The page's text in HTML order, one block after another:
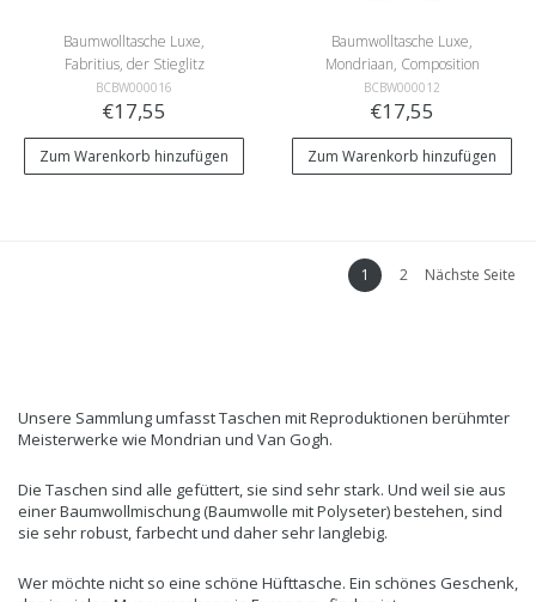
Baumwolltasche Luxe,
Fabritius, der Stieglitz
BCBW000016
€17,55
Zum Warenkorb hinzufügen
Baumwolltasche Luxe,
Mondriaan, Composition
BCBW000012
€17,55
Zum Warenkorb hinzufügen
1 2 Nächste Seite
Unsere Sammlung umfasst Taschen mit Reproduktionen berühmter
Meisterwerke wie Mondrian und Van Gogh.
Die Taschen sind alle gefüttert, sie sind sehr stark. Und weil sie aus
einer Baumwollmischung (Baumwolle mit Polyseter) bestehen, sind
sie sehr robust, farbecht und daher sehr langlebig.
Wer möchte nicht so eine schöne Hüfttasche. Ein schönes Geschenk,